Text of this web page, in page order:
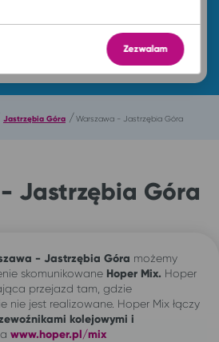
Znajdź przejazd
Jastrzębia Góra /Warszawa - Jastrzębia Góra
Jastrzębia Góra
- Jastrzębia Góra możemy
skomunikowane Hoper Mix. Hoper
przejazd tam, gdzie
nie jest realizowane. Hoper Mix łączy
kolejowymi i
www.hoper.pl/mix
Zezwalam